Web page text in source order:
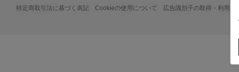
特定商取引法に基づく表記 Cookieの使用について 広告識別子の取得・利用